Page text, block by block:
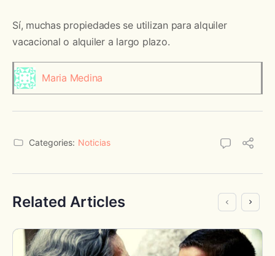
Sí, muchas propiedades se utilizan para alquiler
vacacional o alquiler a largo plazo.
Maria Medina
Categories: Noticias
Related Articles